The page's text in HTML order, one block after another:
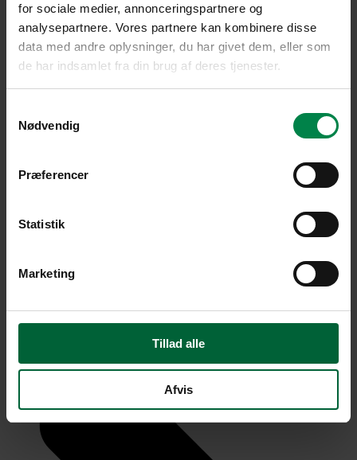
for sociale medier, annonceringspartnere og
analysepartnere. Vores partnere kan kombinere disse
data med andre oplysninger, du har givet dem, eller som
de har indsamlet fra din brug af deres tjenester.
Nødvendig
Præferencer
Statistik
Marketing
Tillad alle
Afvis